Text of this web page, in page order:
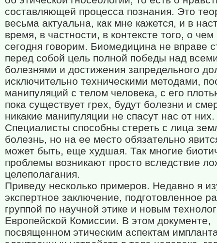
составляющей процесса познания. Это
весьма актуальна, как мне кажется, и в
время, в частности, в контексте того, о
сегодня говорим. Биомедицина не вправе
перед собой цель полной победы над
болезнями и достижения запредельного
исключительно техническими методами,
манипуляций с телом человека, с его
пока существует грех, будут болезни и
никакие манипуляции не спасут нас от них.
Специалисты способны стереть с лица
болезнь, но на ее место обязательно
может быть, еще худшая. Так многие
проблемы возникают просто вследствие
целеполагания.
Приведу несколько примеров. Недавно я
экспертное заключение, подготовленное
группой по научной этике и новым
Европейской Комиссии. В этом документе,
посвященном этическим аспектам